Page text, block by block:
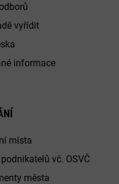
vyřídit
informace
místa
vč. OSVČ
města